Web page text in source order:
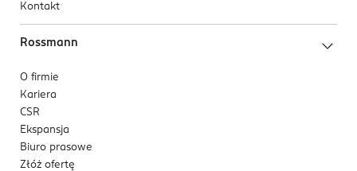
Kontakt
Rossmann
O firmie
Kariera
CSR
Ekspansja
Biuro prasowe
Złóż ofertę